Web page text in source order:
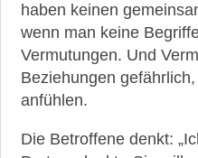
haben keinen
wenn man keine
Vermutungen. Und
Beziehungen
anfühlen.
Die Betroffene denkt: